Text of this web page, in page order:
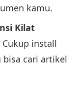
kamu.
Kilat
install
cari artikel